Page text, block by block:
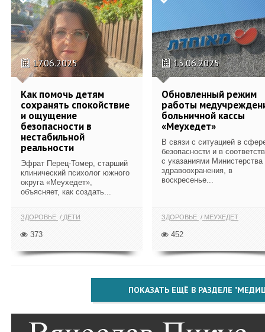
17.06.2025
Как помочь детям
сохранять спокойствие
и ощущение
безопасности в
нестабильной
реальности
Эфрат Перец-Томер, старший
клинический психолог южного
округа «Меухедет»,
объясняет, как создать...
ЗДОРОВЬЕ ДЕТИ
373
15.06.2025
Обновленный режим
работы
больничной кассы
«Меухедет»
В связи с ситуацией в
безопасности и в
с указаниями Министерства
здравоохранения, в
воскресенье...
ЗДОРОВЬЕ МЕУХЕДЕТ
452
ПОКАЗАТЬ ЕЩЁ В РАЗДЕЛЕ